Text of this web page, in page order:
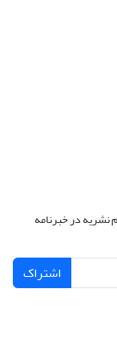
نشریه در خبرنامه
اشتراک